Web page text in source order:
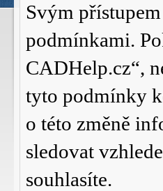
Svým
podmínkami.
CADHelp.cz“,
tyto podmínky
o této změně
sledovat
souhlasíte.